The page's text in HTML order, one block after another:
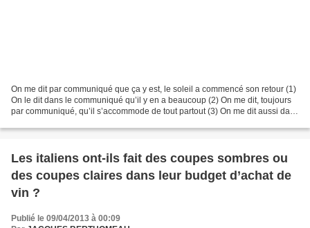
On me dit par communiqué que ça y est, le soleil a commencé son retour (1)
On le dit dans le communiqué qu’il y en a beaucoup (2) On me dit, toujours
par communiqué, qu’il s’accommode de tout partout (3) On me dit aussi dans
Les italiens ont-ils fait des coupes sombres ou
des coupes claires dans leur budget d’achat de
vin ?
Publié le 09/04/2013 à 00:09